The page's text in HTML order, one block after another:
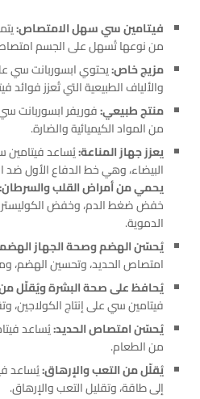
فيتامين سي سهل الامتصاص:
من نوعها تُسهل على الجسم
مزيج خاص:يحتوي ابسوربانت سي
والألياف الطبيعية التي تُعزز فوائد
منتج طبيعي:فوريفر
من المواد الكيميائية والضارة.
يعزز جهاز المناعة:يُساعد فيتامين
البيضاء، وهي خط الدفاع الأول
يحمي من أمراض القلب والسرطان:
خفض ضغط الدم، وخفض
الدموية.
يُحسّن الهضم وصحة الجهاز
امتصاص الحديد، وتحسين الهضم،
يُحافظ على صحة البشرة ويُقلّل
فيتامين سي على إنتاج الكولاجين،
يُحسّن امتصاص الحديد:يُساعد
من الطعام.
يُقلّل من التعب والإرهاق:يُساعد
إلى طاقة، وتقليل التعب والإرهاق.